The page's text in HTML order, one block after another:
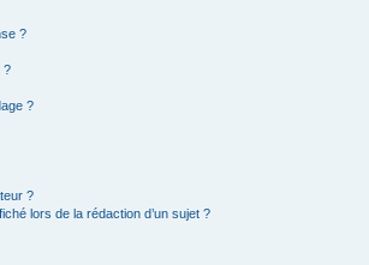
?
?
?
?
lors de la rédaction d’un sujet ?